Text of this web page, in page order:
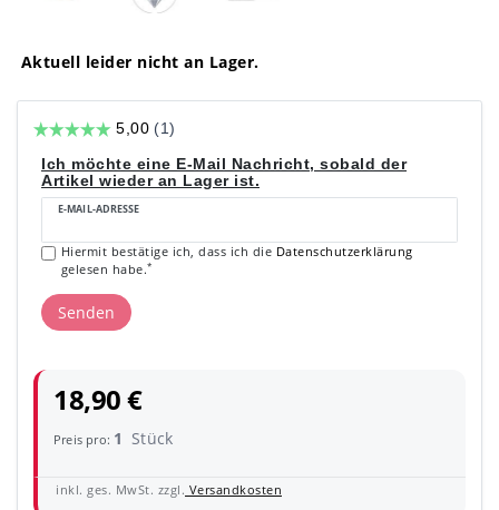
Aktuell leider nicht an Lager.
Ich möchte eine E-Mail Nachricht, sobald der
Artikel wieder an Lager ist.
E-MAIL-ADRESSE
Hiermit bestätige ich, dass ich die Daten­schutz­erklärung
gelesen habe.*
Senden
18,90 €
Preis pro: 1 Stück
inkl. ges. MwSt. zzgl. Versandkosten